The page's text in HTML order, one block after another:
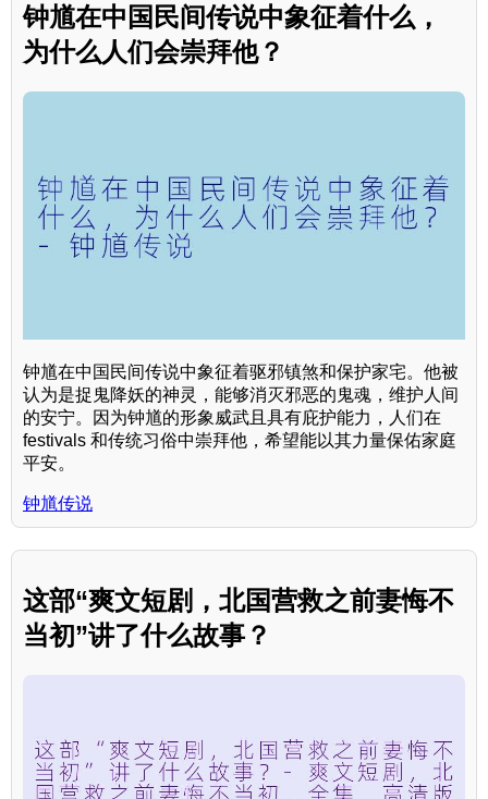
钟馗在中国民间传说中象征着什么，
为什么人们会崇拜他？
钟馗在中国民间传说中象征着驱邪镇煞和保护家宅。他被
认为是捉鬼降妖的神灵，能够消灭邪恶的鬼魂，维护人间
的安宁。因为钟馗的形象威武且具有庇护能力，人们在
festivals 和传统习俗中崇拜他，希望能以其力量保佑家庭
平安。
钟馗传说
这部“爽文短剧，北国营救之前妻悔不
当初”讲了什么故事？